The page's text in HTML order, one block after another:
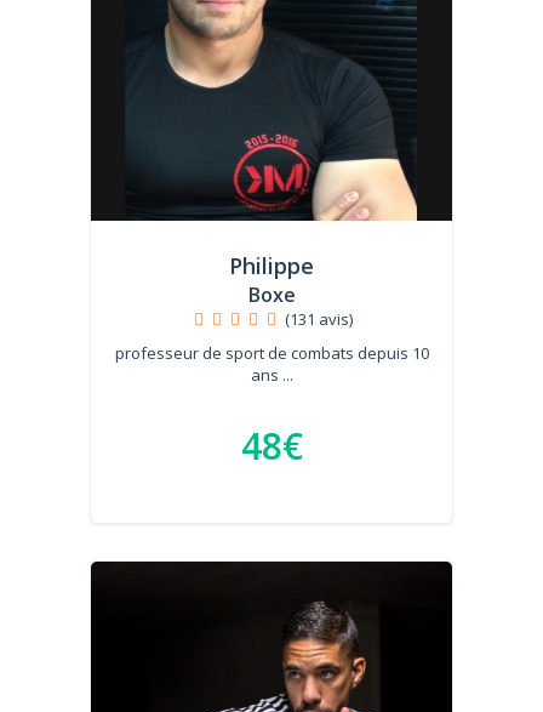
Philippe
Boxe
(131 avis)
professeur de sport de combats depuis 10
ans ...
48€